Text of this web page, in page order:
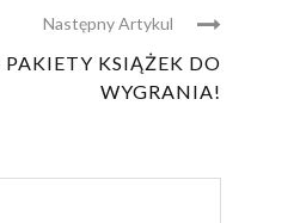
Następny Artykul
KSIĄŻEK DO
WYGRANIA!